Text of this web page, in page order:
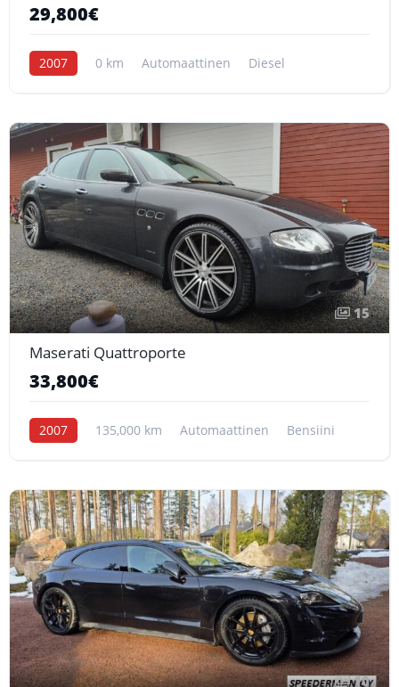
29,800€
2007 0 km Automaattinen Diesel
15
Maserati Quattroporte
33,800€
2007 135,000 km Automaattinen Bensiini
10